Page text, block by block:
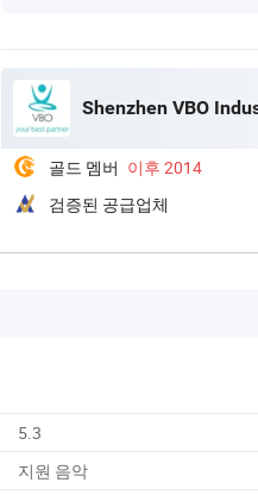
Shenzhen VBO
골드 멤버 이후 2014
검증된 공급업체
5.3
지원 음악